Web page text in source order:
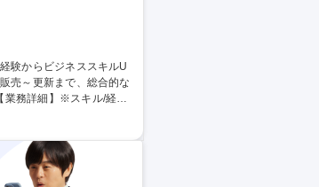
場分析 ■ターゲットとな